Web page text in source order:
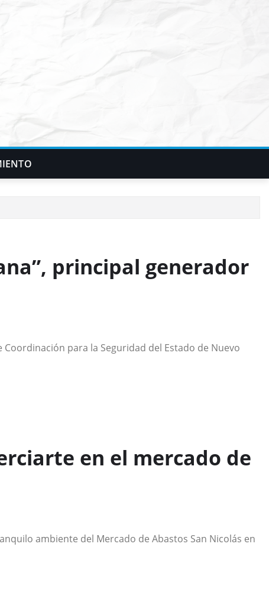
principal generador
para la Seguridad del Estado de Nuevo
en el mercado de
ambiente del Mercado de Abastos San Nicolás en